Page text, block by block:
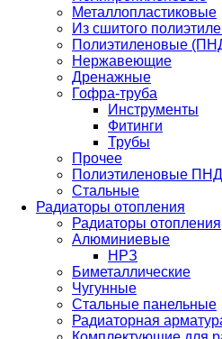
Металлопластиковые
Из сшитого
Полиэтиленовые
Нержавеющие
Дренажные
Гофра-труба
Инструменты
Фитинги
Трубы
Прочее
Полиэтиленовые ПНД
Стальные
Радиаторы отопления
Радиаторы отопления
Алюминиевые
НРЗ
Биметаллические
Чугунные
Стальные панельные
Радиаторная